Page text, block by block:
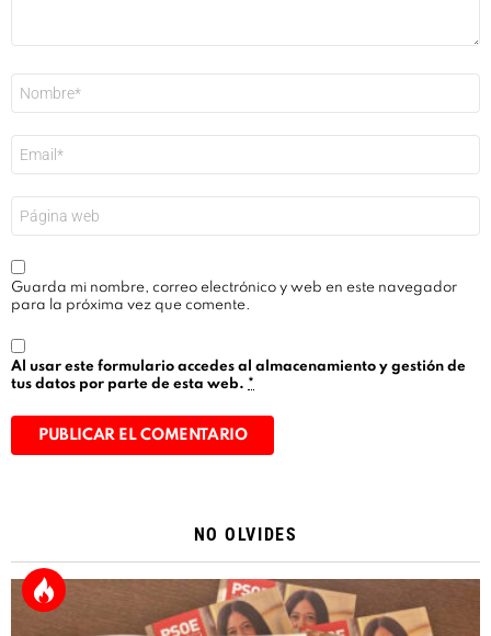
electrónico
*
Guarda mi nombre, correo electrónico y web en este navegador
para la próxima vez que comente.
Al usar este formulario accedes al almacenamiento y gestión de
tus datos por parte de esta web. *
NO OLVIDES